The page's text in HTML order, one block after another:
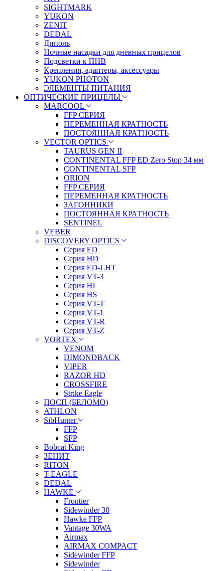
SIGHTMARK
YUKON
ZENIT
DEDAL
Диполь
Ночные насадки для дневных прицелов
Подсветки к ПНВ
Крепления, адаптеры, аксессуары
YUKON PHOTON
ЭЛЕМЕНТЫ ПИТАНИЯ
ОПТИЧЕСКИЕ ПРИЦЕЛЫ
MARCOOL
FFP СЕРИЯ
ПЕРЕМЕННАЯ КРАТНОСТЬ
ПОСТОЯННАЯ КРАТНОСТЬ
VECTOR OPTICS
TAURUS GEN II
CONTINENTAL FFP ED Zero Stop 34 мм
CONTINENTAL SFP
ORION
FFP СЕРИЯ
ПЕРЕМЕННАЯ КРАТНОСТЬ
ЗАГОННИКИ
ПОСТОЯННАЯ КРАТНОСТЬ
SENTINEL
VEBER
DISCOVERY OPTICS
Серия ED
Серия HD
Серия ED-LHT
Серия VT-3
Серия HI
Серия HS
Серия VT-T
Серия VT-1
Серия VT-R
Серия VT-Z
VORTEX
VENOM
DIMONDBACK
VIPER
RAZOR HD
CROSSFIRE
Strike Eagle
ПОСП (БЕЛОМО)
ATHLON
SibHunter
FFP
SFP
Bobcat King
ЗЕНИТ
RITON
T-EAGLE
DEDAL
HAWKE
Frontier
Sidewinder 30
Hawke FFP
Vantage 30WA
Airmax
AIRMAX COMPACT
Sidewinder FFP
Sidewinder